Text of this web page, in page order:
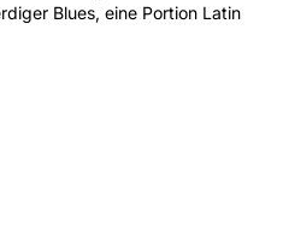
Blues, eine Portion Latin